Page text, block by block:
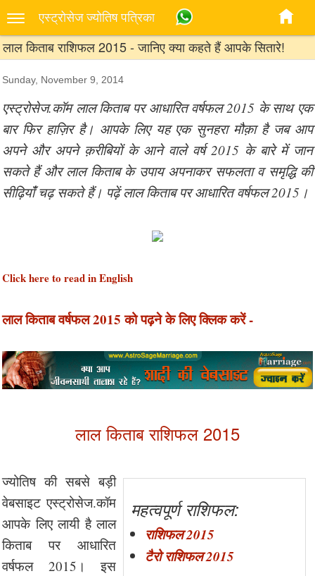
एस्‍ट्रोसेज ज्‍योतिष पत्रिका
लाल किताब राशिफल 2015 - जानिए क्या कहते हैं आपके सितारे!
Sunday, November 9, 2014
एस्ट्रोसेज.कॉम लाल किताब पर आधारित वर्षफल 2015 के साथ एक
बार फिर हाज़िर है। आपके लिए यह एक सुनहरा मौक़ा है जब आप
अपने और अपने क़रीबियों के आने वाले वर्ष 2015 के बारे में जान
सकते हैं और लाल किताब के उपाय अपनाकर सफलता व समृद्धि की
सीढ़ियांँ चढ़ सकते हैं। पढ़ें लाल किताब पर आधारित वर्षफल 2015।
Click here to read in English
लाल किताब वर्षफल 2015 को पढ़ने के लिए क्लिक करें -
लाल किताब राशिफल 2015
महत्वपूर्ण राशिफल:
राशिफल 2015
टैरो राशिफल 2015
ज्योतिष की सबसे बड़ी
वेबसाइट एस्ट्रोसेज.कॉम
आपके लिए लायी है लाल
किताब पर आधारित
वर्षफल 2015। इस